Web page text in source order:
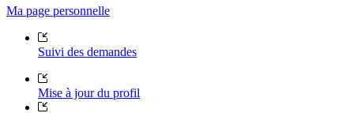
Ma page personnelle
Suivi des demandes
Mise à jour du profil